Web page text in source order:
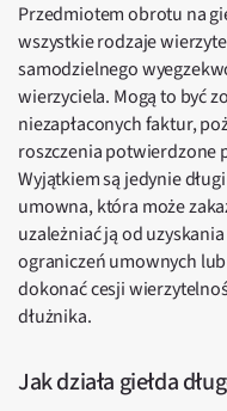
Przedmiotem obrotu na
wszystkie rodzaje
samodzielnego
wierzyciela. Mogą to być
niezapłaconych faktur,
roszczenia potwierdzone
Wyjątkiem są jedynie
umowna, która może
uzależniać ją od
ograniczeń umownych
dokonać cesji
dłużnika.
Jak działa giełda